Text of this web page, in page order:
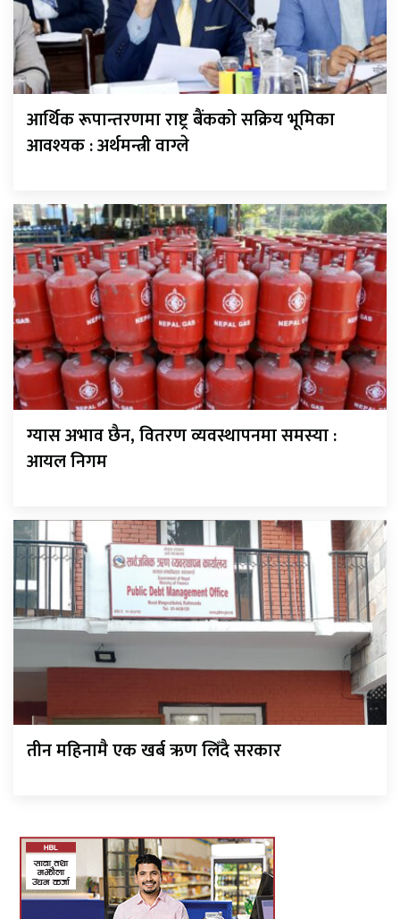
आर्थिक रूपान्तरणमा राष्ट्र बैंकको सक्रिय भूमिका
आवश्यक : अर्थमन्त्री वाग्ले
ग्यास अभाव छैन, वितरण व्यवस्थापनमा समस्या :
आयल निगम
तीन महिनामै एक खर्ब ऋण लिँदै सरकार